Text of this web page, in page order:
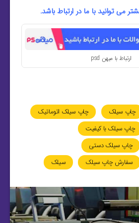
می توانید با ما در ارتباط باشد.
ارتباط با میهن psd
چاپ سیلک
چاپ سیلک اتوماتیک
چاپ سیلک با کیفیت
چاپ سیلک دستی
سفارش چاپ سیلک سیلک